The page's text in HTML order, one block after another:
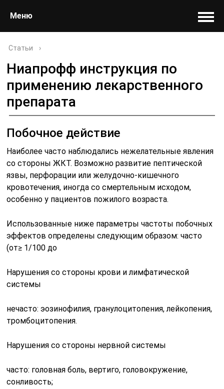
Меню
Статьи ›
Ниапрофф инструкция по
применению лекарственного
препарата
Побочное действие
Наиболее часто наблюдались нежелательные явления
со стороны ЖКТ. Возможно развитие пептической
язвы, перфорации или желудочно-кишечного
кровотечения, иногда со смертельным исходом,
особенно у пациентов пожилого возраста.
Использованные ниже параметры частоты побочных
эффектов определены следующим образом: часто
(от≥ 1/100 до
Нарушения со стороны крови и лимфатической
системы
нечасто: эозинофилия, гранулоцитопения, лейкопения,
тромбоцитопения.
Нарушения со стороны нервной системы
часто: головная боль, вертиго, головокружение,
сонливость;